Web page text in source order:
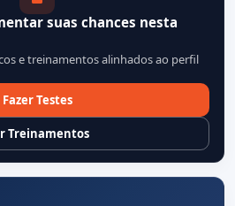
suas chances nesta
e treinamentos alinhados ao perfil
Fazer Testes
Treinamentos